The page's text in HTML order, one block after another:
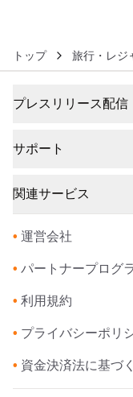
トップ 旅行・レジ
プレスリリース配信
サポート
関連サービス
• 運営会社
• パートナープログ
• 利用規約
• プライバシーポリ
• 資金決済法に基づ